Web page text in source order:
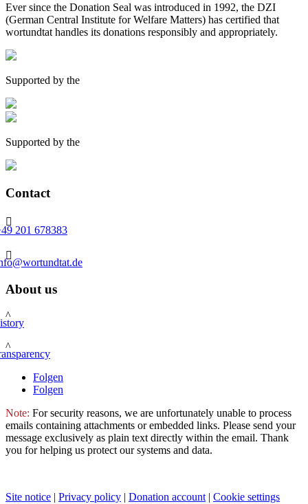
Ever since the Donation Seal was introduced in 1992, the DZI
(German Central Institute for Welfare Matters) has certified that
wortundtat handles its donations responsibly and appropriately.
Supported by the
Supported by the
Contact

201 678383

About us
^
^
Folgen
Folgen
Note: For security reasons, we are unfortunately unable to process
emails containing attachments or embedded links. Please send your
message exclusively as plain text directly within the email. Thank
you for helping us protect our systems and data.
Site notice | Privacy policy | Donation account| Cookie settings